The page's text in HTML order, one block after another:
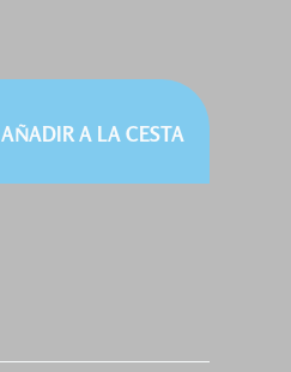
AÑADIR A LA CESTA